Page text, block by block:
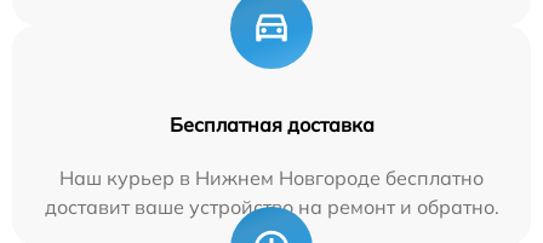
Бесплатная доставка
Наш курьер в Нижнем Новгороде бесплатно
доставит ваше устройство на ремонт и обратно.